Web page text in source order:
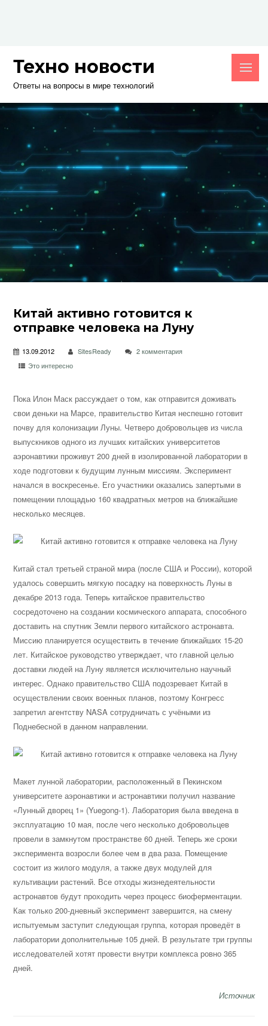
Техно новости
Ответы на вопросы в мире технологий
Китай активно готовится к
отправке человека на Луну
13.09.2012 SitesReady
2 комментария
Это интересно
Пока Илон Маск рассуждает о том, как отправится доживать
свои деньки на Марсе, правительство Китая неспешно готовит
почву для колонизации Луны. Четверо добровольцев из числа
выпускников одного из лучших китайских университетов
аэронавтики проживут 200 дней в изолированной лаборатории в
ходе подготовки к будущим лунным миссиям. Эксперимент
начался в воскресенье. Его участники оказались запертыми в
помещении площадью 160 квадратных метров на ближайшие
несколько месяцев.
Китай стал третьей страной мира (после США и России), которой
удалось совершить мягкую посадку на поверхность Луны в
декабре 2013 года. Теперь китайское правительство
сосредоточено на создании космического аппарата, способного
доставить на спутник Земли первого китайского астронавта.
Миссию планируется осуществить в течение ближайших 15-20
лет. Китайское руководство утверждает, что главной целью
доставки людей на Луну является исключительно научный
интерес. Однако правительство США подозревает Китай в
осуществлении своих военных планов, поэтому Конгресс
запретил агентству NASA сотрудничать с учёными из
Поднебесной в данном направлении.
Макет лунной лаборатории, расположенный в Пекинском
университете аэронавтики и астронавтики получил название
«Лунный дворец 1» (Yuegong-1). Лаборатория была введена в
эксплуатацию 10 мая, после чего несколько добровольцев
провели в замкнутом пространстве 60 дней. Теперь же сроки
эксперимента возросли более чем в два раза. Помещение
состоит из жилого модуля, а также двух модулей для
культивации растений. Все отходы жизнедеятельности
астронавтов будут проходить через процесс биоферментации.
Как только 200-дневный эксперимент завершится, на смену
испытуемым заступит следующая группа, которая проведёт в
лаборатории дополнительные 105 дней. В результате три группы
исследователей хотят провести внутри комплекса ровно 365
дней.
Источник